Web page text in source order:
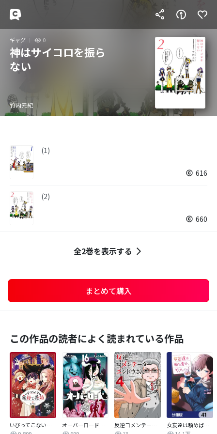
ギャグ 0
神はサイコロを振ら
ない
竹内元紀
(1)
616
(2)
660
全2巻を表示する
まとめて購入
この作品の読者によく読まれている作品
いびってこない義母と義姉
オーバーロード 不死者のOh!
反逆コメンテーターエンドウさん
女友達は頼めば意外とヤらせてくれる【分冊版】